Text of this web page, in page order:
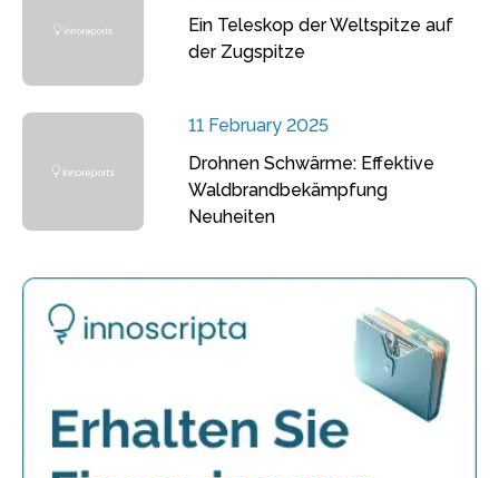
Ein Teleskop der Weltspitze auf
der Zugspitze
11 February 2025
Drohnen Schwärme: Effektive
Waldbrandbekämpfung
Neuheiten